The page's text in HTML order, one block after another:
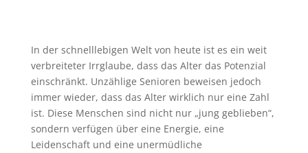
In der schnelllebigen Welt von heute ist es ein weit
verbreiteter Irrglaube, dass das Alter das Potenzial
einschränkt. Unzählige Senioren beweisen jedoch
immer wieder, dass das Alter wirklich nur eine Zahl
ist. Diese Menschen sind nicht nur „jung geblieben“,
sondern verfügen über eine Energie, eine
Leidenschaft und eine unermüdliche